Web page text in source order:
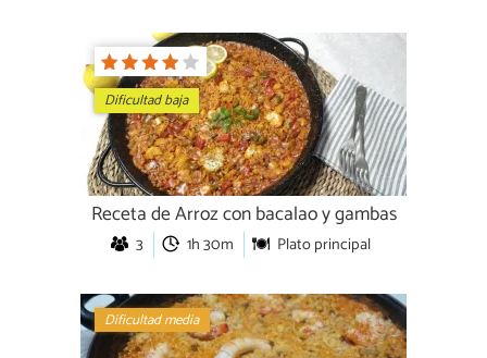
Dificultad baja
Receta de Arroz con bacalao y gambas
3 1h 30m Plato principal
Dificultad media